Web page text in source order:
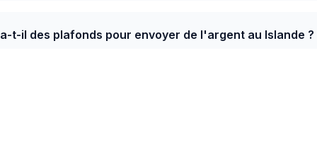
t-il des plafonds pour envoyer de l'argent au Islande ?